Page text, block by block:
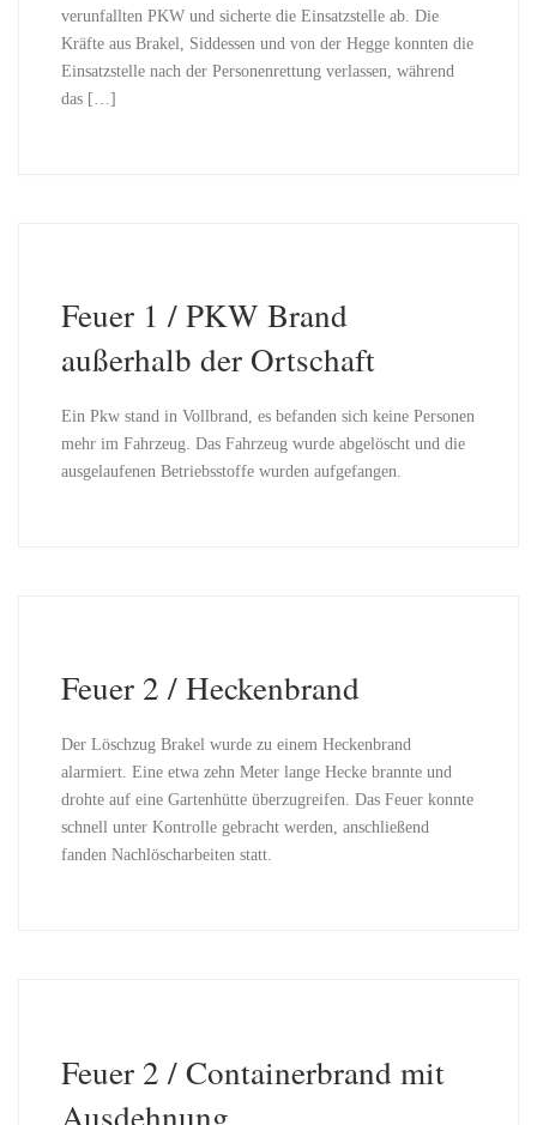
verunfallten PKW und sicherte die Einsatzstelle ab. Die
Kräfte aus Brakel, Siddessen und von der Hegge konnten die
Einsatzstelle nach der Personenrettung verlassen, während
das […]
Feuer 1 / PKW Brand
außerhalb der Ortschaft
Ein Pkw stand in Vollbrand, es befanden sich keine Personen
mehr im Fahrzeug. Das Fahrzeug wurde abgelöscht und die
ausgelaufenen Betriebsstoffe wurden aufgefangen.
Feuer 2 / Heckenbrand
Der Löschzug Brakel wurde zu einem Heckenbrand
alarmiert. Eine etwa zehn Meter lange Hecke brannte und
drohte auf eine Gartenhütte überzugreifen. Das Feuer konnte
schnell unter Kontrolle gebracht werden, anschließend
fanden Nachlöscharbeiten statt.
Feuer 2 / Containerbrand mit
Ausdehnung